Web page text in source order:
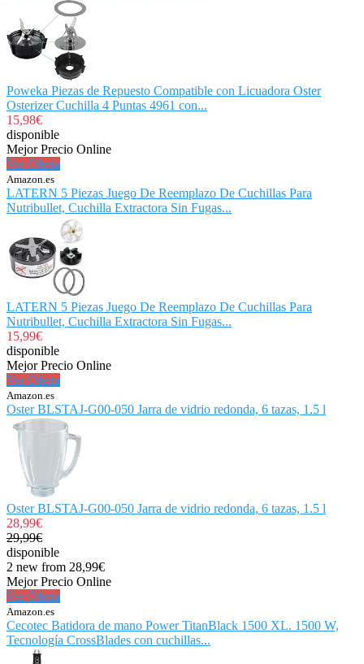
Poweka Piezas de Repuesto Compatible con Licuadora Oster
Osterizer Cuchilla 4 Puntas 4961 con...
15,98€
disponible
Mejor Precio Online
Ver Oferta
Amazon.es
LATERN 5 Piezas Juego De Reemplazo De Cuchillas Para
Nutribullet, Cuchilla Extractora Sin Fugas...
LATERN 5 Piezas Juego De Reemplazo De Cuchillas Para
Nutribullet, Cuchilla Extractora Sin Fugas...
15,99€
disponible
Mejor Precio Online
Ver Oferta
Amazon.es
Oster BLSTAJ-G00-050 Jarra de vidrio redonda, 6 tazas, 1.5 l
Oster BLSTAJ-G00-050 Jarra de vidrio redonda, 6 tazas, 1.5 l
28,99€
29,99€
disponible
2 new from 28,99€
Mejor Precio Online
Ver Oferta
Amazon.es
Cecotec Batidora de mano Power TitanBlack 1500 XL. 1500 W,
Tecnología CrossBlades con cuchillas...